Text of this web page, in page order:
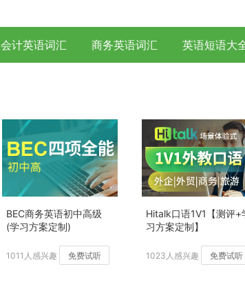
会计英语词汇 商务英语词汇 英语短语大
BEC商务英语初中高级
(学习方案定制)
1011人感兴趣 免费试听
Hitalk口语1V1【测评+
习方案定制】
1023人感兴趣 免费试听